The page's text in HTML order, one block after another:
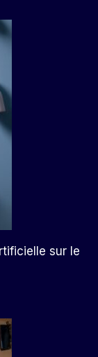
sur le